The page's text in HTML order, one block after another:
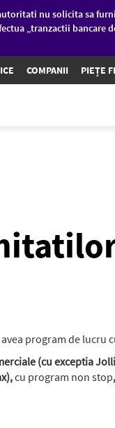
nu solicita sa
„tranzactii bancare
COMPANII PIEȚE
program de lucru
(cu exceptia
cu program non stop